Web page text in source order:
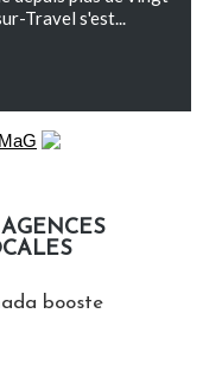
Travel s'est...
booste